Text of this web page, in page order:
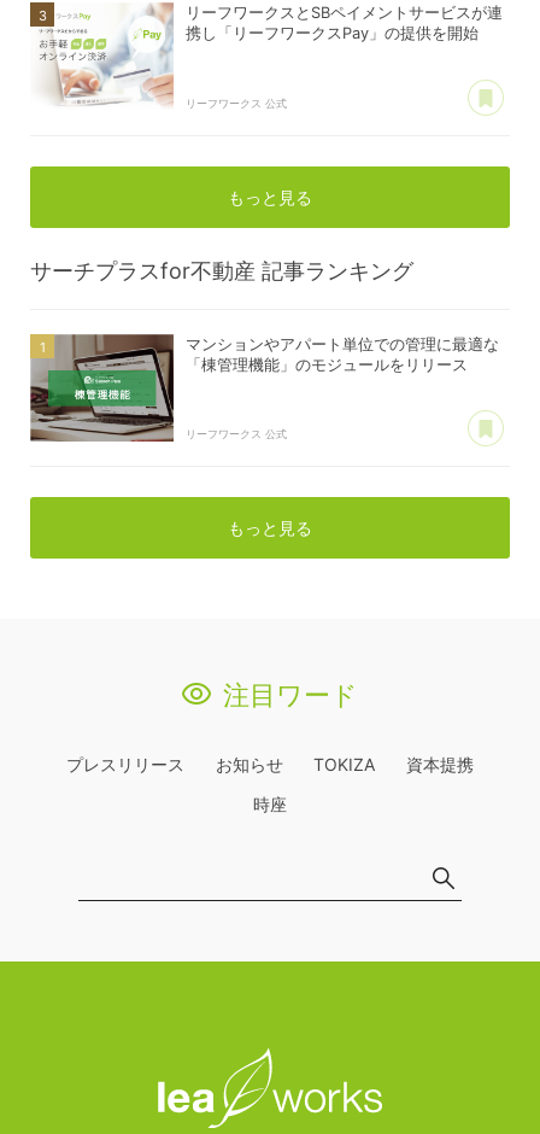
リーフワークスとSBペイメントサービスが連
携し「リーフワークスPay」の提供を開始
リーフワークス 公式
もっと見る
サーチプラスfor不動産 記事ランキング
マンションやアパート単位での管理に最適な
「棟管理機能」のモジュールをリリース
リーフワークス 公式
もっと見る
注目ワード
プレスリリース お知らせ TOKIZA
資本提携
時座